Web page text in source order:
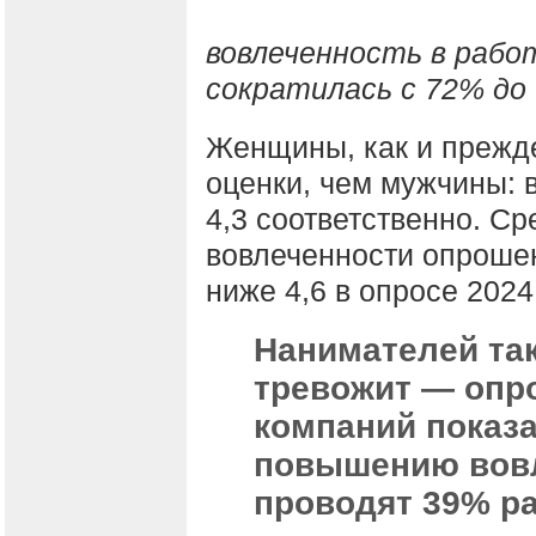
вовлеченность в
сократилась с 72% до
Женщины, как и
оценки, чем мужчины:
4,3 соответственно.
вовлеченности
ниже 4,6 в опросе 2024
Нанимателей
тревожит —
компаний
повышению
проводят 39%